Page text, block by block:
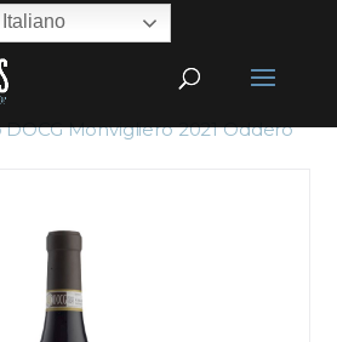
Monvigliero 2021 Oddero
Italiano